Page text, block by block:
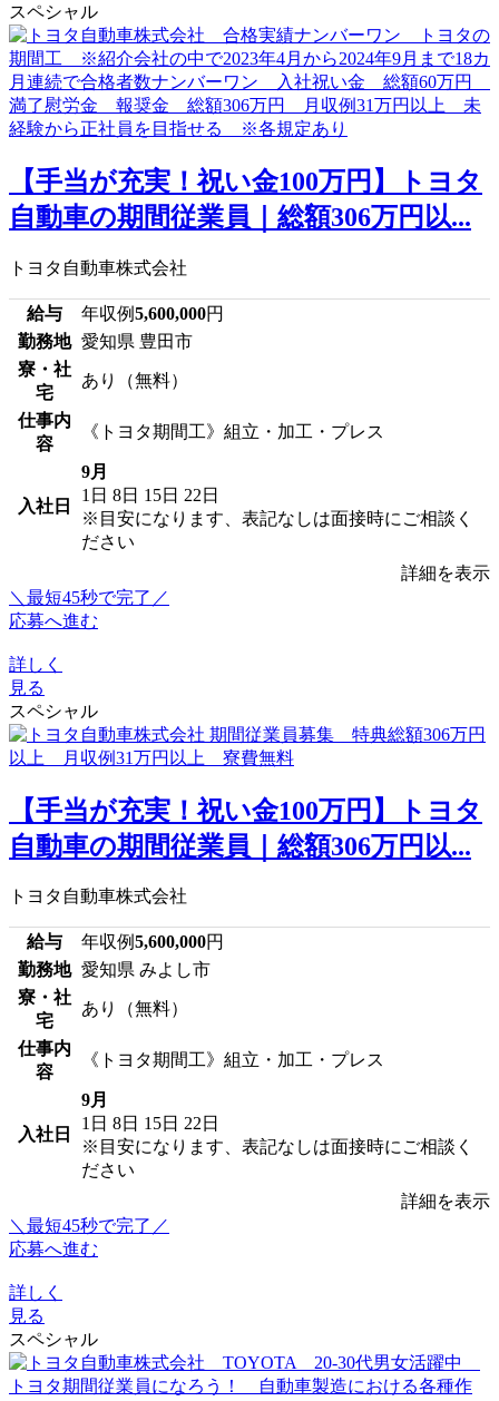
スペシャル
【手当が充実！祝い金100万円】トヨタ
自動車の期間従業員｜総額306万円以...
トヨタ自動車株式会社
給与 年収例5,600,000円
勤務地 愛知県 豊田市
寮・社
宅
あり（無料）
仕事内
容
《トヨタ期間工》組立・加工・プレス
入社日
9月
1日 8日 15日 22日
※目安になります、表記なしは面接時にご相談く
ださい
詳細を表示
＼最短45秒で完了／
応募へ進む
詳しく
見る
スペシャル
【手当が充実！祝い金100万円】トヨタ
自動車の期間従業員｜総額306万円以...
トヨタ自動車株式会社
給与 年収例5,600,000円
勤務地 愛知県 みよし市
寮・社
宅
あり（無料）
仕事内
容
《トヨタ期間工》組立・加工・プレス
入社日
9月
1日 8日 15日 22日
※目安になります、表記なしは面接時にご相談く
ださい
詳細を表示
＼最短45秒で完了／
応募へ進む
詳しく
見る
スペシャル